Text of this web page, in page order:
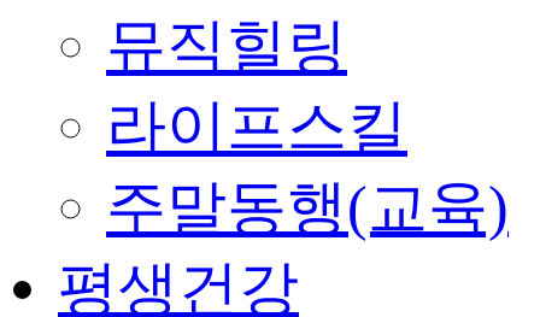
뮤직힐링
라이프스킬
주말동행(교육)
평생건강